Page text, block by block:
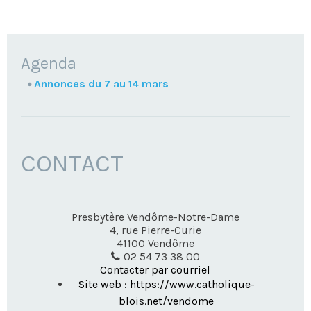
NAVIGATION
Agenda
Annonces du 7 au 14 mars
CONTACT
Presbytère Vendôme-Notre-Dame
4, rue Pierre-Curie
41100 Vendôme
02 54 73 38 00
Contacter par courriel
Site web : https://www.catholique-
blois.net/vendome